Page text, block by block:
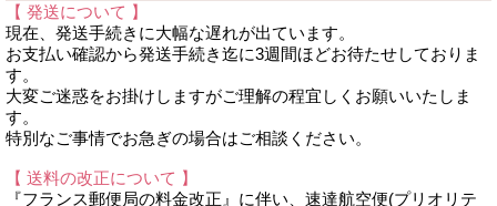
【 発送について 】
現在、発送手続きに大幅な遅れが出ています。
お支払い確認から発送手続き迄に3週間ほどお待たせしておりま
す。
大変ご迷惑をお掛けしますがご理解の程宜しくお願いいたしま
す。
特別なご事情でお急ぎの場合はご相談ください。
【 送料の改正について 】
『フランス郵便局の料金改正』に伴い、速達航空便(プリオリテ